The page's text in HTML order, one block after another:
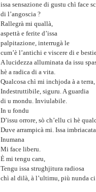
issa sensazione di gustu chì face
di l’angoscia ?
Rallegrà mi quallà,
aspettà e ferite d’issa
palpitazione, interrugà le
cum’è l’antichi e viscere di e
A lucidezza alluminata da issu
hè a radica di a vita.
Qualcosa chì mi inchjoda à a terra,
Indestruttibile, siguru. A guardia
di u mondu. Inviulabile.
In u fondu
D’issu orrore, sò ch’ellu ci hè
Duve arrampicà mi. Issa imbriacata
Inumana
Mi face liberu.
È mi tengu caru,
Tengu issa strughjitura radiosa
chì al dilà, à l’ultimu, più nunda